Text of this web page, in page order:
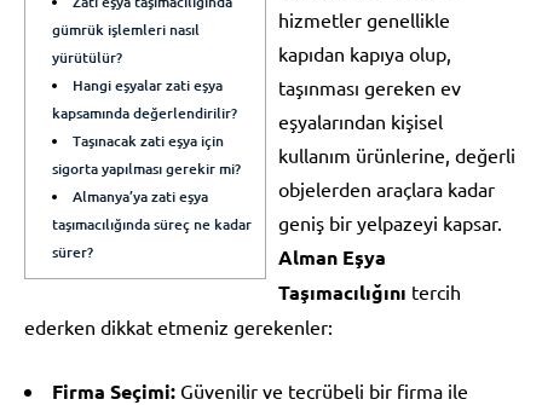
gümrük işlemleri nasıl
yürütülür?
Hangi eşyalar zati eşya
kapsamında değerlendirilir?
Taşınacak zati eşya için
sigorta yapılması gerekir mi?
Almanya’ya zati eşya
taşımacılığında süreç ne kadar
sürer?
hizmetler genellikle
kapıdan kapıya olup,
taşınması gereken ev
eşyalarından kişisel
kullanım ürünlerine, değerli
objelerden araçlara kadar
geniş bir yelpazeyi kapsar.
Alman Eşya
Taşımacılığını tercih
ederken dikkat etmeniz gerekenler:
Firma Seçimi: Güvenilir ve tecrübeli bir firma ile